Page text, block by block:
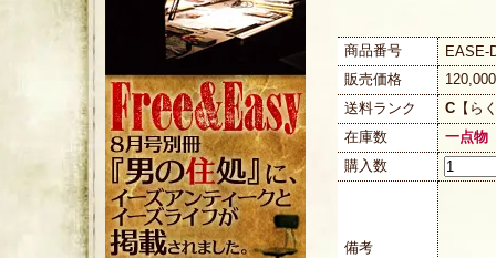
商品番号
EASE-
販売価格
送料ランク
C 【ら
在庫数
一点物
購入数
備考